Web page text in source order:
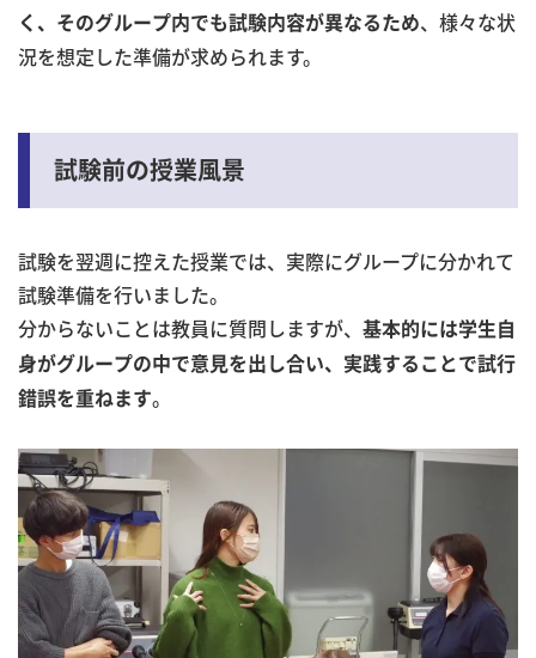
く、そのグループ内でも試験内容が異なるため、様々な状
況を想定した準備が求められます。
試験前の授業風景
試験を翌週に控えた授業では、実際にグループに分かれて
試験準備を行いました。
分からないことは教員に質問しますが、
基本的には学生自
身がグループの中で意見を出し合い、実践することで試行
錯誤を重ねます。